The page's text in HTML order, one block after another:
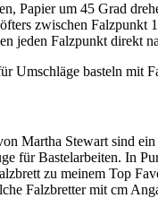
Papier um 45 Grad
zwischen Falzpunkt
jeden Falzpunkt direkt
Martha Stewart sind ein
für Bastelarbeiten. In
zu meinem Top
Falzbretter mit cm